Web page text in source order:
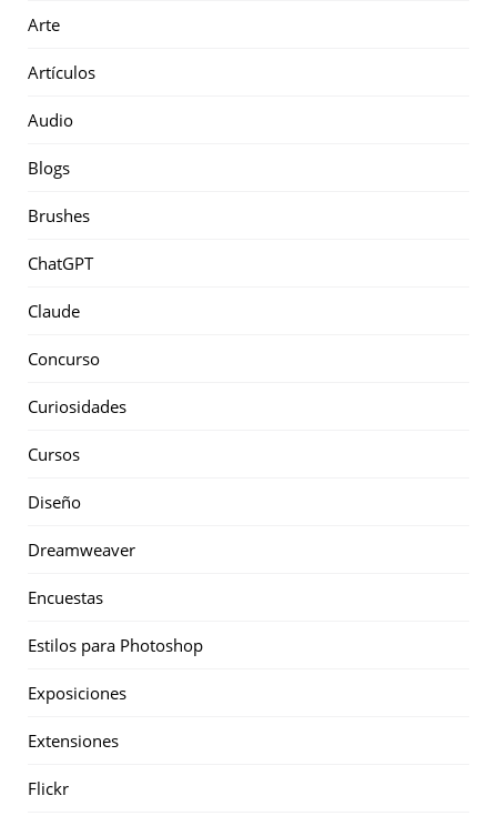
Arte
Artículos
Audio
Blogs
Brushes
ChatGPT
Claude
Concurso
Curiosidades
Cursos
Diseño
Dreamweaver
Encuestas
Estilos para Photoshop
Exposiciones
Extensiones
Flickr